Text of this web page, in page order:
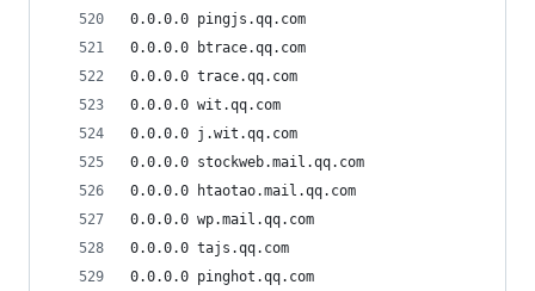
0.0.0.0 pingjs.qq.com
0.0.0.0 btrace.qq.com
0.0.0.0 trace.qq.com
0.0.0.0 wit.qq.com
0.0.0.0 j.wit.qq.com
0.0.0.0 stockweb.mail.qq.com
0.0.0.0 htaotao.mail.qq.com
0.0.0.0 wp.mail.qq.com
0.0.0.0 tajs.qq.com
0.0.0.0 pinghot.qq.com